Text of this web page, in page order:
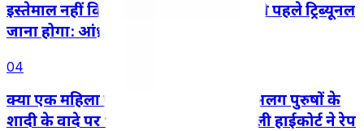
इस्तेमाल नहीं किया जा सकता, तीसरे पक्ष को पहले ट्रिब्यूनल
जाना होगा: आंध्र प्रदेश हाई कोर्ट
04
क्या एक महिला एक ही समय में दो अलग-अलग पुरुषों के
शादी के वादे पर भरोसा कर सकती है? दिल्ली हाईकोर्ट ने रेप